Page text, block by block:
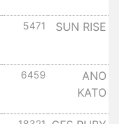
SUN RISE
5471
ANO
KATO
6459